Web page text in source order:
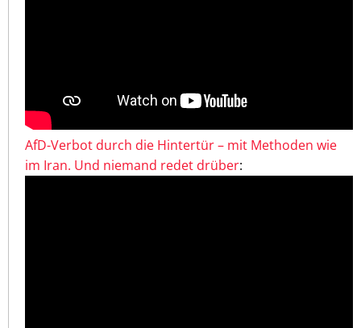
AfD-Verbot durch die Hintertür – mit Methoden wie
im Iran. Und niemand redet drüber: